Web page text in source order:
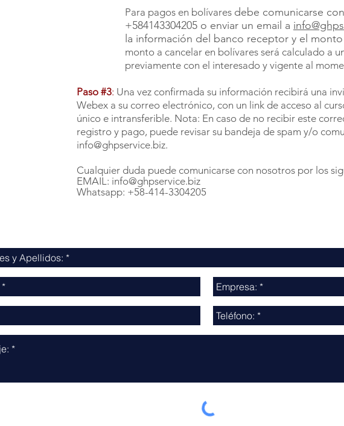
Para pagos en bolívares debe comunicarse
+584143304205 o enviar un email a
la información del banco receptor y el
monto a cancelar en bolívares será calculado a
previamente con el interesado y vigente al
Paso #3: Una vez confirmada su información recibirá una
Webex a su correo electrónico, con un link de acceso al
único e intransferible. Nota: En caso de no recibir este
registro y pago, puede revisar su bandeja de spam y/o
info@ghpservice.biz.
Cualquier duda puede comunicarse con nosotros por los
EMAIL: info@ghpservice.biz
Whatsapp: +58-414-3304205